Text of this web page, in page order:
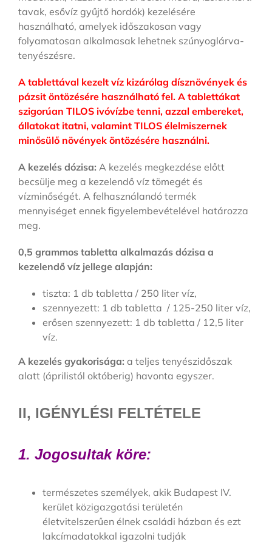
tavak, esővíz gyűjtő hordók) kezelésére
használható, amelyek időszakosan vagy
folyamatosan alkalmasak lehetnek szúnyoglárva-
tenyészésre.
A tablettával kezelt víz kizárólag dísznövények és
pázsit öntözésére használható fel. A tablettákat
szigorúan TILOS ivóvízbe tenni, azzal embereket,
állatokat itatni, valamint TILOS élelmiszernek
minősülő növények öntözésére használni.
A kezelés dózisa: A kezelés megkezdése előtt
becsülje meg a kezelendő víz tömegét és
vízminőségét. A felhasználandó termék
mennyiséget ennek figyelembevételével határozza
meg.
0,5 grammos tabletta alkalmazás dózisa a
kezelendő víz jellege alapján:
tiszta: 1 db tabletta / 250 liter víz,
szennyezett: 1 db tabletta / 125-250 liter víz,
erősen szennyezett: 1 db tabletta / 12,5 liter
víz.
A kezelés gyakorisága: a teljes tenyészidőszak
alatt (áprilistól októberig) havonta egyszer.
II, IGÉNYLÉSI FELTÉTELE
1. Jogosultak köre:
természetes személyek, akik Budapest IV.
kerület közigazgatási területén
életvitelszerűen élnek családi házban és ezt
lakcímadatokkal igazolni tudják